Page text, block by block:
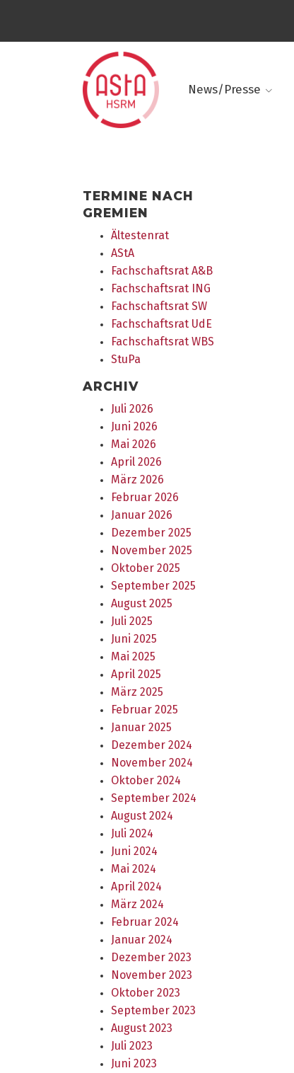
News/Presse
TERMINE NACH
GREMIEN
Ältestenrat
AStA
Fachschaftsrat A&B
Fachschaftsrat ING
Fachschaftsrat SW
Fachschaftsrat UdE
Fachschaftsrat WBS
StuPa
ARCHIV
Juli 2026
Juni 2026
Mai 2026
April 2026
März 2026
Februar 2026
Januar 2026
Dezember 2025
November 2025
Oktober 2025
September 2025
August 2025
Juli 2025
Juni 2025
Mai 2025
April 2025
März 2025
Februar 2025
Januar 2025
Dezember 2024
November 2024
Oktober 2024
September 2024
August 2024
Juli 2024
Juni 2024
Mai 2024
April 2024
März 2024
Februar 2024
Januar 2024
Dezember 2023
November 2023
Oktober 2023
September 2023
August 2023
Juli 2023
Juni 2023